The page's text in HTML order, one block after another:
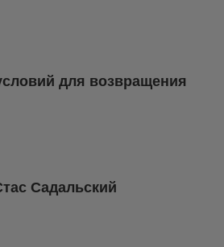
для возвращения
Садальский